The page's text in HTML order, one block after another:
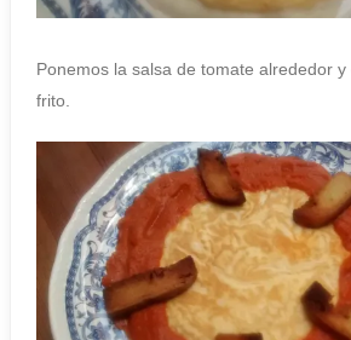
Ponemos la salsa de tomate alrededor
frito.